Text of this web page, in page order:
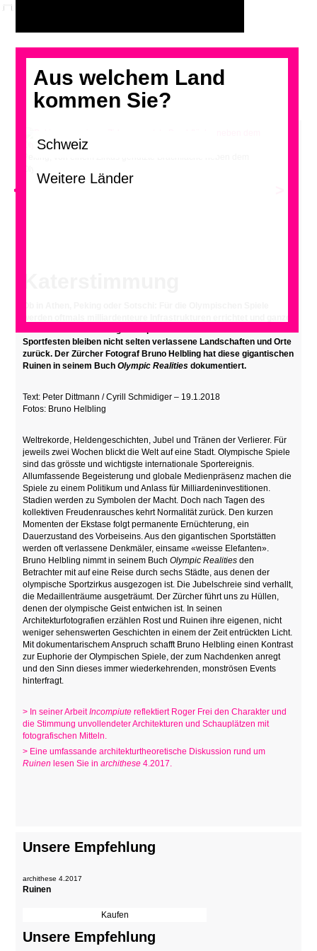
Aus welchem Land
kommen Sie?
<
Sportfesten bleiben nicht selten verlassene Landschaften und Orte
zurück. Der Zürcher Fotograf Bruno Helbling hat diese gigantischen
Ruinen in seinem BuchOlympic Realitiesdokumentiert.
Text: Peter Dittmann / Cyrill Schmidiger – 19.1.2018
Fotos: Bruno Helbling
Weltrekorde, Heldengeschichten, Jubel und Tränen der Verlierer. Für
jeweils zwei Wochen blickt die Welt auf eine Stadt. Olympische Spiele
sind das grösste und wichtigste internationale Sportereignis.
Allumfassende Begeisterung und globale Medienpräsenz machen die
Spiele zu einem Politikum und Anlass für Milliardeninvestitionen.
Stadien werden zu Symbolen der Macht. Doch nach Tagen des
kollektiven Freudenrausches kehrt Normalität zurück. Den kurzen
Momenten der Ekstase folgt permanente Ernüchterung, ein
Dauerzustand des Vorbeiseins. Aus den gigantischen Sportstätten
werden oft verlassene Denkmäler, einsame «weisse Elefanten».
Bruno Helbling nimmt in seinem BuchOlympic Realitiesden
Betrachter mit auf eine Reise durch sechs Städte, aus denen der
olympische Sportzirkus ausgezogen ist. Die Jubelschreie sind verhallt,
die Medaillenträume ausgeträumt. Der Zürcher führt uns zu Hüllen,
denen der olympische Geist entwichen ist. In seinen
Architekturfotografien erzählen Rost und Ruinen ihre eigenen, nicht
weniger sehenswerten Geschichten in einem der Zeit entrückten Licht.
Mit dokumentarischem Anspruch schafft Bruno Helbling einen Kontrast
zur Euphorie der Olympischen Spiele, der zum Nachdenken anregt
und den Sinn dieses immer wiederkehrenden, monströsen Events
hinterfragt.
> In seiner ArbeitIncompiutereflektiert Roger Frei den Charakter und
die Stimmung unvollendeter Architekturen und Schauplätzen mit
fotografischen Mitteln.
> Eine umfassande architekturtheoretische Diskussion rund um
Ruinen lesen Sie inarchithese 4.2017.
Unsere Empfehlung
archithese 4.2017
Ruinen
Unsere Empfehlung